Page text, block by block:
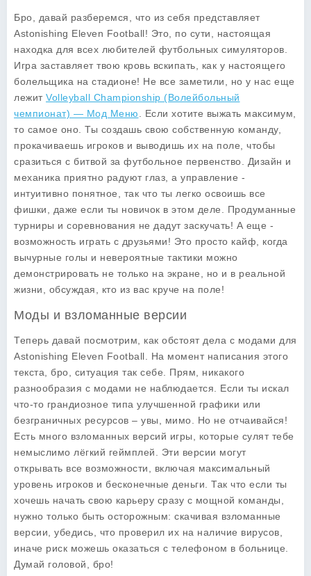
Бро, давай разберемся, что из себя представляет
Astonishing Eleven Football! Это, по сути, настоящая
находка для всех любителей футбольных симуляторов.
Игра заставляет твою кровь вскипать, как у настоящего
болельщика на стадионе! Не все заметили, но у нас еще
лежит Volleyball Championship (Волейбольный
чемпионат) — Мод Меню . Если хотите выжать максимум,
то самое оно. Ты создашь свою собственную команду,
прокачиваешь игроков и выводишь их на поле, чтобы
сразиться с битвой за футбольное первенство. Дизайн и
механика приятно радуют глаз, а управление -
интуитивно понятное, так что ты легко освоишь все
фишки, даже если ты новичок в этом деле. Продуманные
турниры и соревнования не дадут заскучать! А еще -
возможность играть с друзьями! Это просто кайф, когда
вычурные голы и невероятные тактики можно
демонстрировать не только на экране, но и в реальной
жизни, обсуждая, кто из вас круче на поле!
Моды и взломанные версии
Теперь давай посмотрим, как обстоят дела с модами для
Astonishing Eleven Football. На момент написания этого
текста, бро, ситуация так себе. Прям, никакого
разнообразия с модами не наблюдается. Если ты искал
что-то грандиозное типа улучшенной графики или
безграничных ресурсов – увы, мимо. Но не отчаивайся!
Есть много взломанных версий игры, которые сулят тебе
немыслимо лёгкий геймплей. Эти версии могут
открывать все возможности, включая максимальный
уровень игроков и бесконечные деньги. Так что если ты
хочешь начать свою карьеру сразу с мощной команды,
нужно только быть осторожным: скачивая взломанные
версии, убедись, что проверил их на наличие вирусов,
иначе риск можешь оказаться с телефоном в больнице.
Думай головой, бро!